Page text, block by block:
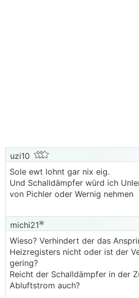
uzi10
Sole ewt lohnt gar nix eig.
Und Schalldämpfer würd ich
von Pichler oder Wernig nehmen
michi21
Wieso? Verhindert der das
Heizregisters nicht oder ist der
gering?
Reicht der Schalldämpfer in der
Abluftstrom auch?